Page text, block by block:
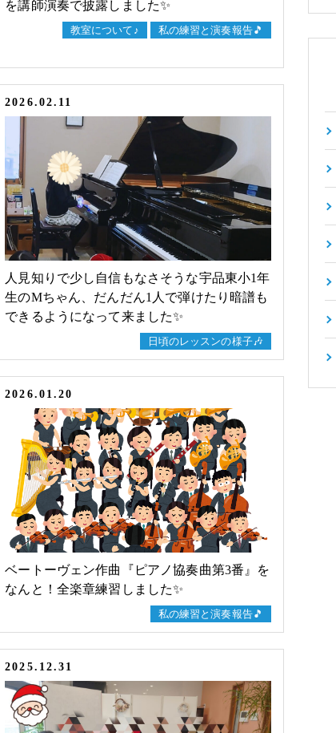
を講師演奏で披露しました✨
教室について♪ 私の練習と演奏報告🎵
2026.02.11
人見知りで少し自信もなさそうな宇品東小1年
生のМちゃん、だんだん1人で弾けたり暗譜も
できるようになって来ました✨
日頃のレッスンの様子🎶
2026.01.20
ベートーヴェン作曲『ピアノ協奏曲第3番』を
なんと！全楽章練習しました✨
私の練習と演奏報告🎵
2025.12.31